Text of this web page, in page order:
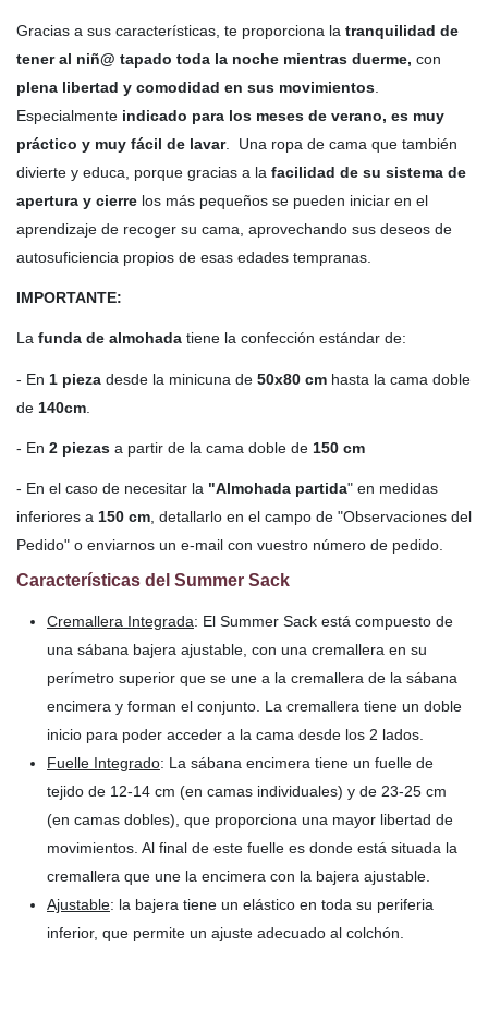
Gracias a sus características, te proporciona la tranquilidad de
tener al niñ@ tapado toda la noche mientras duerme, con
plena libertad y comodidad en sus movimientos
Especialmente indicado para los meses de verano, es muy
práctico y muy fácil de lavar. Una ropa de cama que también
divierte y educa, porque gracias a la facilidad de su sistema de
apertura y cierre los más pequeños se pueden iniciar en el
aprendizaje de recoger su cama, aprovechando sus deseos de
autosuficiencia propios de esas edades tempranas.
IMPORTANTE:
La funda de almohada tiene la confección estándar de:
- En 1 pieza desde la minicuna de 50x80 cm hasta la cama doble
de 140cm
- En 2 piezas a partir de la cama doble de 150 cm
- En el caso de necesitar la "Almohada partida" en medidas
inferiores a 150 cm , detallarlo en el campo de "Observaciones del
Pedido" o enviarnos un e-mail con vuestro número de pedido.
Características del Summer Sack
Cremallera Integrada: El Summer Sack está compuesto de
una sábana bajera ajustable, con una cremallera en su
perímetro superior que se une a la cremallera de la sábana
encimera y forman el conjunto. La cremallera tiene un doble
inicio para poder acceder a la cama desde los 2 lados.
Fuelle Integrado: La sábana encimera tiene un fuelle de
tejido de 12-14 cm (en camas individuales) y de 23-25 cm
(en camas dobles), que proporciona una mayor libertad de
movimientos. Al final de este fuelle es donde está situada la
cremallera que une la encimera con la bajera ajustable.
Ajustable: la bajera tiene un elástico en toda su periferia
inferior, que permite un ajuste adecuado al colchón.